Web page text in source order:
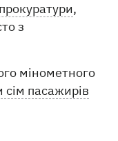
,
з
мінометного
пасажирів